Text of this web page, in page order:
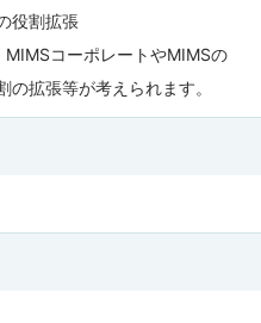
役割拡張
MIMSコーポレートやMIMSの
拡張等が考えられます。